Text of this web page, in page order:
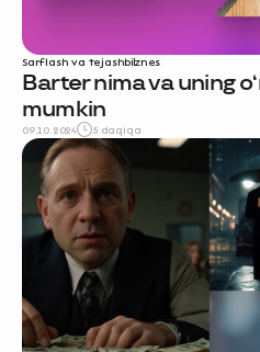
Sarflash va tejashbiznes
Barter nima va uning
mumkin
09.10.2024 5 daqiqa